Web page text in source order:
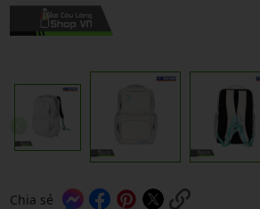
Chia sẻ